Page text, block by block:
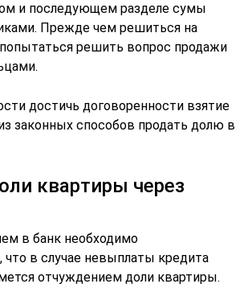
и последующем разделе сумы
Прежде чем решиться на
решить вопрос продажи
достичь договоренности взятие
законных способов продать долю в
квартиры через
в банк необходимо
что в случае невыплаты кредита
отчуждением доли квартиры.